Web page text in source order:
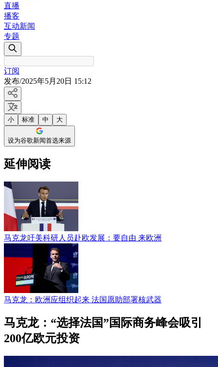
直播
播客
互动新闻
专题
订阅
发布/2025年5月20日 15:12
小 标准 中 大
设为谷歌新闻首选来源
延伸阅读
马克龙吁美科研人员赴欧发展：要自由 来欧洲
马克龙：欧洲应组织起来 法国愿助部署核武器
马克龙：“选择法国”国际商务峰会吸引
200亿欧元投资